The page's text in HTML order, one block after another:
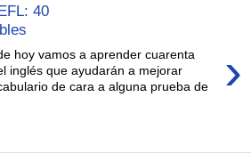
40
›
hoy vamos a aprender cuarenta
inglés que ayudarán a mejorar
de cara a alguna prueba de